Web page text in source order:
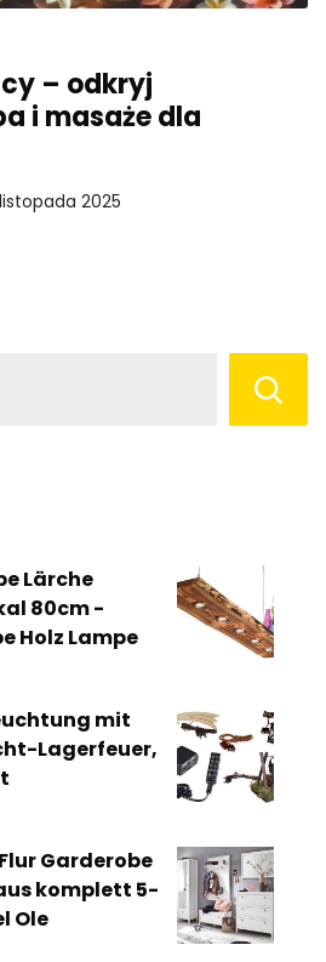
– odkryj
i masaże dla
2025
Lärche
80cm -
Holz Lampe
mit
Lagerfeuer,
Garderobe
komplett 5-
Ole